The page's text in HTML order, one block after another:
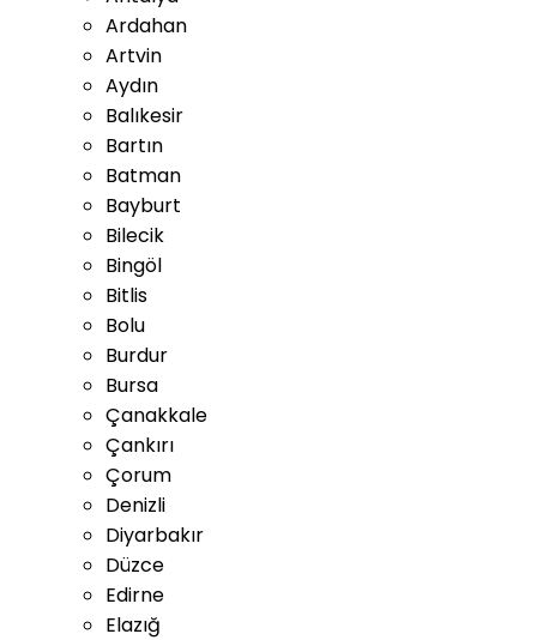
Ardahan
Artvin
Aydın
Balıkesir
Bartın
Batman
Bayburt
Bilecik
Bingöl
Bitlis
Bolu
Burdur
Bursa
Çanakkale
Çankırı
Çorum
Denizli
Diyarbakır
Düzce
Edirne
Elazığ